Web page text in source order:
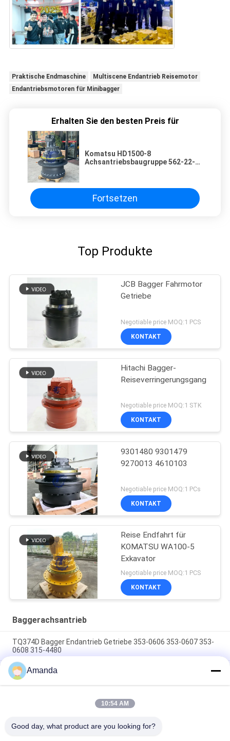
Praktische Endmaschine
Multiscene Endantrieb Reisemotor
Endantriebsmotoren für Minibagger
Erhalten Sie den besten Preis für
Komatsu HD1500-8
Achsantriebsbaugruppe 562-22-
Hochleistungs-
Untersetzungsgetriebe-
Getriebekomponente
Fortsetzen
Top Produkte
JCB Bagger Fahrmotor
Getriebe
Negotiable price MOQ:1 PCS
KONTAKT
Hitachi Bagger-
Reiseverringerungsgang
Negotiable price MOQ:1 STK
KONTAKT
9301480 9301479
9270013 4610103
Negotiable price MOQ:1 PCs
KONTAKT
Reise Endfahrt für
KOMATSU WA100-5
Exkavator
Negotiable price MOQ:1 PCS
KONTAKT
Baggerachsantrieb
TQ374D Bagger Endantrieb Getriebe 353-0606 353-0607 353-
0608 315-4480
353-0528 333-3036 Bagger Endantrieb Motor Hydraulisch
geeignet TQ345D TQ349D
Der hydraulische Endantriebsmotor BMVT41 von Danfoss
kann an 5~6 Tonnen schwebende Steerlader angepasst
Amanda
10:54 AM
Good day, what product are you looking for?